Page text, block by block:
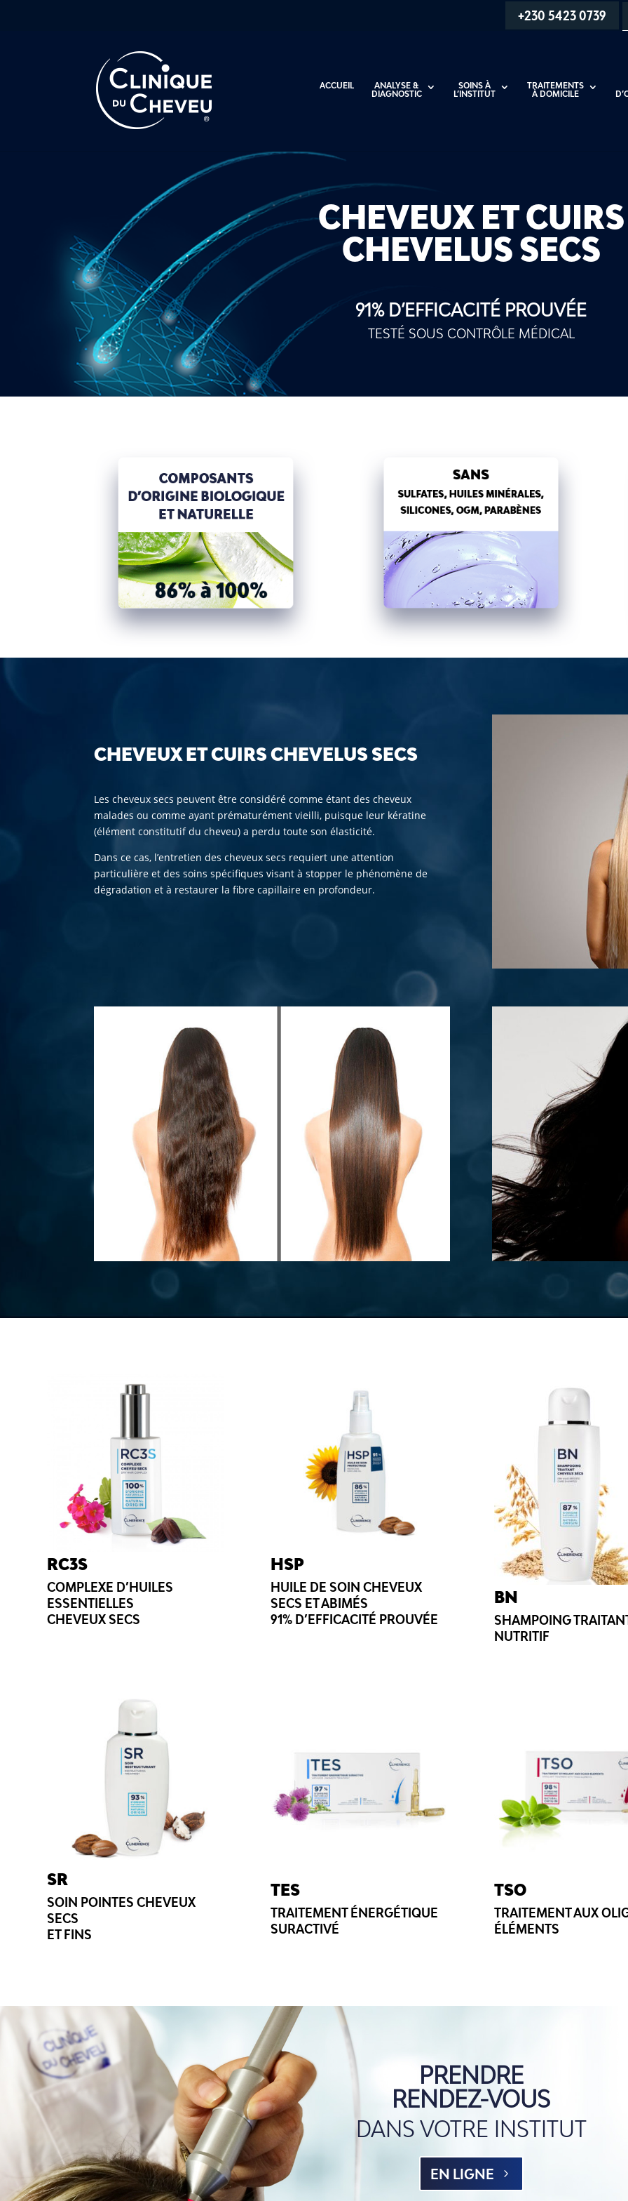
+230 5423 0739
ACCUEIL
ANALYSE &
DIAGNOSTIC
SOINS À
L’INSTITUT
TRAITEMENTS
À DOMICILE
CHEVEUX ET CUIRS
CHEVELUS SECS
91% D’EFFICACITÉ PROUVÉE
TESTÉ SOUS CONTRÔLE MÉDICAL
CHEVEUX ET CUIRS CHEVELUS SECS
Les cheveux secs peuvent être considéré comme étant des cheveux
malades ou comme ayant prématurément vieilli, puisque leur kératine
(élément constitutif du cheveu) a perdu toute son élasticité.
Dans ce cas, l’entretien des cheveux secs requiert une attention
particulière et des soins spécifiques visant à stopper le phénomène de
dégradation et à restaurer la fibre capillaire en profondeur.
RC3S
COMPLEXE D’HUILES
ESSENTIELLES
CHEVEUX SECS
HSP
HUILE DE SOIN CHEVEUX
SECS ET ABIMÉS
91% D’EFFICACITÉ PROUVÉE
BN
SHAMPOING
NUTRITIF
SR
SOIN POINTES CHEVEUX
SECS
ET FINS
TES
TRAITEMENT ÉNERGÉTIQUE
SURACTIVÉ
TSO
TRAITEMENT AUX
ÉLÉMENTS
PRENDRE
RENDEZ-VOUS
DANS VOTRE INSTITUT
EN LIGNE